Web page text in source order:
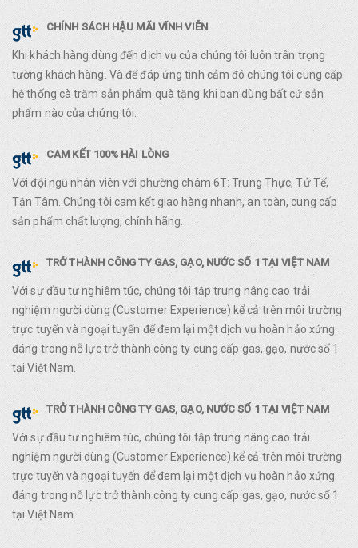
CHÍNH SÁCH HẬU MÃI VĨNH VIỄN
Khi khách hàng dùng đến dịch vụ của chúng tôi luôn trân trọng
tường khách hàng. Và để đáp ứng tình cảm đó chúng tôi cung cấp
hệ thống cà trăm sản phẩm quà tặng khi bạn dùng bất cứ sản
phẩm nào của chúng tôi.
CAM KẾT 100% HÀI LÒNG
Với đội ngũ nhân viên với phường châm 6T: Trung Thực, Tử Tế,
Tận Tâm. Chúng tôi cam kết giao hàng nhanh, an toàn, cung cấp
sản phẩm chất lượng, chính hãng.
TRỞ THÀNH CÔNG TY GAS, GẠO, NƯỚC SỐ 1 TẠI VIỆT NAM
Với sự đầu tư nghiêm túc, chúng tôi tập trung nâng cao trải
nghiệm người dùng (Customer Experience) kể cả trên môi trường
trực tuyến và ngoại tuyến để đem lại một dịch vụ hoàn hảo xứng
đáng trong nỗ lực trở thành công ty cung cấp gas, gạo, nước số 1
tại Việt Nam.
TRỞ THÀNH CÔNG TY GAS, GẠO, NƯỚC SỐ 1 TẠI VIỆT NAM
Với sự đầu tư nghiêm túc, chúng tôi tập trung nâng cao trải
nghiệm người dùng (Customer Experience) kể cả trên môi trường
trực tuyến và ngoại tuyến để đem lại một dịch vụ hoàn hảo xứng
đáng trong nỗ lực trở thành công ty cung cấp gas, gạo, nước số 1
tại Việt Nam.